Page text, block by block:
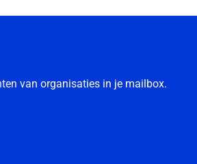
van organisaties in je mailbox.